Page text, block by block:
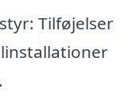
Tilføjelser